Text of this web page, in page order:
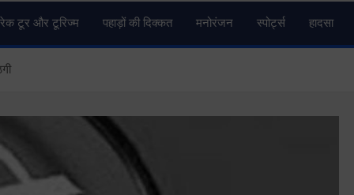
टूर और टूरिज्म पहाड़ों की दिक्कत मनोरंजन स्पोर्ट्स हादसा